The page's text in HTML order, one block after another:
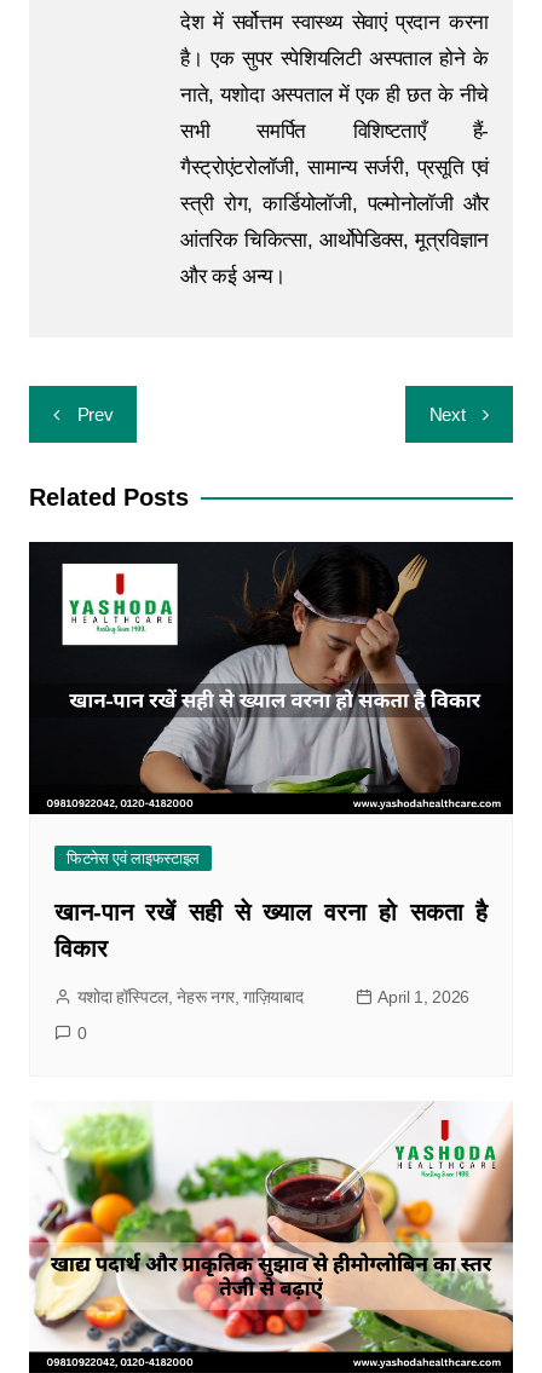
देश में सर्वोत्तम स्वास्थ्य सेवाएं प्रदान करना
है। एक सुपर स्पेशियलिटी अस्पताल होने के
नाते, यशोदा अस्पताल में एक ही छत के नीचे
सभी समर्पित विशिष्टताएँ हैं-
गैस्ट्रोएंटरोलॉजी, सामान्य सर्जरी, प्रसूति एवं
स्त्री रोग, कार्डियोलॉजी, पल्मोनोलॉजी और
आंतरिक चिकित्सा, आर्थोपेडिक्स, मूत्रविज्ञान
और कई अन्य।
Prev Next
Related Posts
फिटनेस एवं लाइफस्टाइल
खान-पान रखें सही से ख्याल वरना हो सकता है
विकार
यशोदा हॉस्पिटल, नेहरू नगर, गाज़ियाबाद
April 1, 2026
0